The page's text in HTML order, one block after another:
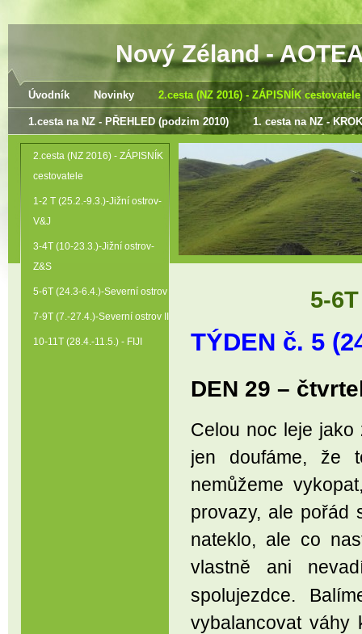
Nový Zéland -
Úvodník Novinky 2.cesta (NZ 2016) - ZÁPISNÍK cestovatele
1.cesta na NZ - PŘEHLED (podzim 2010) 1. cesta na NZ -
2.cesta (NZ 2016) - ZÁPISNÍK
cestovatele
1-2 T (25.2.-9.3.)-Jižní ostrov-
V&J
3-4T (10-23.3.)-Jižní ostrov-
Z&S
5-6T (24.3-6.4.)-Severní ostrov
7-9T (7.-27.4.)-Severní ostrov II
10-11T (28.4.-11.5.) - FIJI
5-
TÝDEN č. 5
DEN 29 –
Celou noc leje
jen doufáme, že
nemůžeme
provazy, ale pořád
nateklo, ale co
vlastně ani
spolujezdce.
vybalancovat váhy